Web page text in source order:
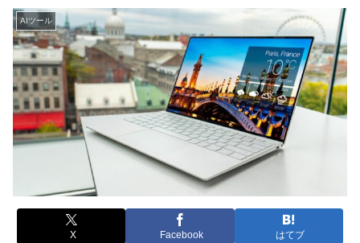
AIツール
X Facebook はてブ